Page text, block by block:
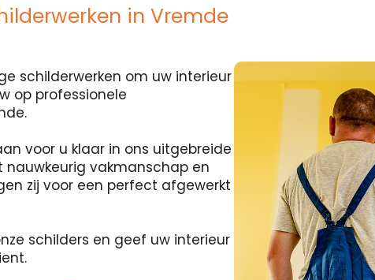
in Vremde
schilderwerken om uw interieur
op professionele
voor u klaar in ons uitgebreide
nauwkeurig vakmanschap en
zij voor een perfect afgewerkt
schilders en geef uw interieur